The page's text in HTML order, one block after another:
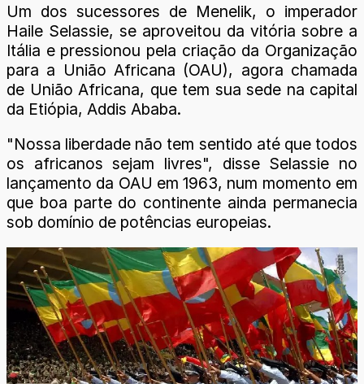
Um dos sucessores de Menelik, o imperador
Haile Selassie, se aproveitou da vitória sobre a
Itália e pressionou pela criação da Organização
para a União Africana (OAU), agora chamada
de União Africana, que tem sua sede na capital
da Etiópia, Addis Ababa.
"Nossa liberdade não tem sentido até que todos
os africanos sejam livres", disse Selassie no
lançamento da OAU em 1963, num momento em
que boa parte do continente ainda permanecia
sob domínio de potências europeias.